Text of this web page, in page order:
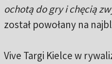
ochotą do gry i chęcią
został powołany na
Vive Targi Kielce w